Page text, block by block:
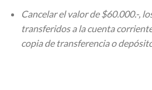
Cancelar el valor de $60.000.-,
transferidos a la cuenta
copia de transferencia o